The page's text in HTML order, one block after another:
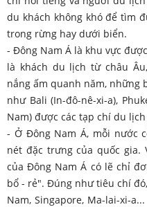
du khách không khó để tìm
trong rừng hay dưới biển.
- Đông Nam Á là khu vực
là khách du lịch từ châu
nắng ấm quanh năm, những
như Bali (In-đô-nê-xi-a),
Nam) được các tạp chí du
- Ở Đông Nam Á, mỗi nước
nét đặc trưng của quốc gia.
của Đông Nam Á có lẽ chỉ
bổ - rẻ". Đúng như tiêu chí
Nam, Singapore, Ma-lai-xi-